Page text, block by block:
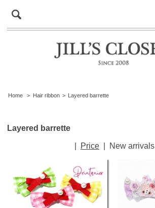
Home > Hair ribbon > Layered barrette
Layered barrette
Price New arrivals